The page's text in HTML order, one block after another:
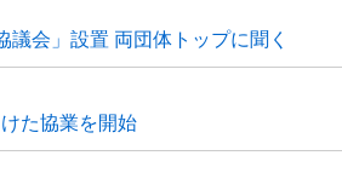
会」設置 両団体トップに聞く
た協業を開始